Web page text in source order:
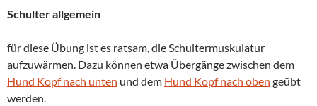
Schulter allgemein
für diese Übung ist es ratsam, die Schultermuskulatur
aufzuwärmen. Dazu können etwa Übergänge zwischen dem
Hund Kopf nach unten und dem Hund Kopf nach oben geübt
werden.